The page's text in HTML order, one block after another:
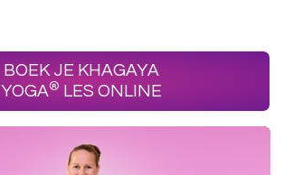
BOEK JE KHAGAYA
YOGA® LES ONLINE